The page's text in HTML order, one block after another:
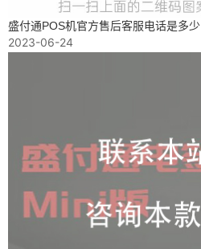
盛付通POS机官方售后客服电话是多少
2023-06-24